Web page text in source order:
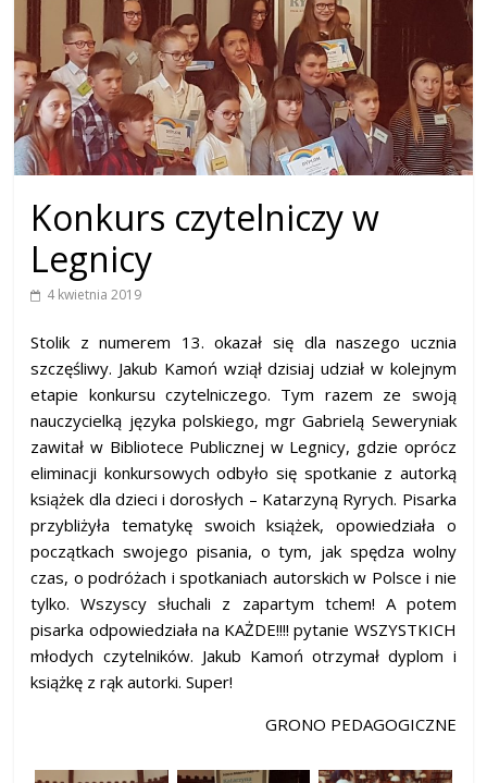
Konkurs czytelniczy w
Legnicy
4 kwietnia 2019
Stolik z numerem 13. okazał się dla naszego ucznia
szczęśliwy. Jakub Kamoń wziął dzisiaj udział w kolejnym
etapie konkursu czytelniczego. Tym razem ze swoją
nauczycielką języka polskiego, mgr Gabrielą Seweryniak
zawitał w Bibliotece Publicznej w Legnicy, gdzie oprócz
eliminacji konkursowych odbyło się spotkanie z autorką
książek dla dzieci i dorosłych – Katarzyną Ryrych. Pisarka
przybliżyła tematykę swoich książek, opowiedziała o
początkach swojego pisania, o tym, jak spędza wolny
czas, o podróżach i spotkaniach autorskich w Polsce i nie
tylko. Wszyscy słuchali z zapartym tchem! A potem
pisarka odpowiedziała na KAŻDE!!!! pytanie WSZYSTKICH
młodych czytelników. Jakub Kamoń otrzymał dyplom i
książkę z rąk autorki. Super!
GRONO PEDAGOGICZNE